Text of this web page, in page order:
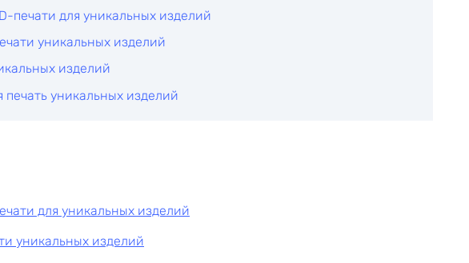
печати для уникальных изделий
уникальных изделий
изделий
печать уникальных изделий
для уникальных изделий
уникальных изделий